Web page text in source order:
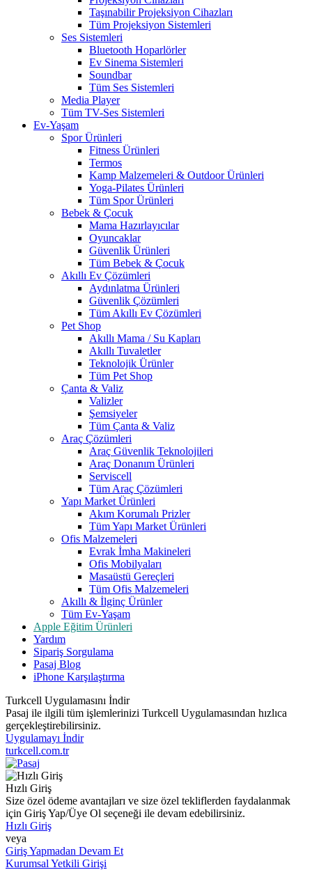
Taşınabilir Projeksiyon Cihazları
Tüm Projeksiyon Sistemleri
Ses Sistemleri
Bluetooth Hoparlörler
Ev Sinema Sistemleri
Soundbar
Tüm Ses Sistemleri
Media Player
Tüm TV-Ses Sistemleri
Ev-Yaşam
Spor Ürünleri
Fitness Ürünleri
Termos
Kamp Malzemeleri & Outdoor Ürünleri
Yoga-Pilates Ürünleri
Tüm Spor Ürünleri
Bebek & Çocuk
Mama Hazırlayıcılar
Oyuncaklar
Güvenlik Ürünleri
Tüm Bebek & Çocuk
Akıllı Ev Çözümleri
Aydınlatma Ürünleri
Güvenlik Çözümleri
Tüm Akıllı Ev Çözümleri
Pet Shop
Akıllı Mama / Su Kapları
Akıllı Tuvaletler
Teknolojik Ürünler
Tüm Pet Shop
Çanta & Valiz
Valizler
Şemsiyeler
Tüm Çanta & Valiz
Araç Çözümleri
Araç Güvenlik Teknolojileri
Araç Donanım Ürünleri
Serviscell
Tüm Araç Çözümleri
Yapı Market Ürünleri
Akım Korumalı Prizler
Tüm Yapı Market Ürünleri
Ofis Malzemeleri
Evrak İmha Makineleri
Ofis Mobilyaları
Masaüstü Gereçleri
Tüm Ofis Malzemeleri
Akıllı & İlginç Ürünler
Tüm Ev-Yaşam
Apple Eğitim Ürünleri
Yardım
Sipariş Sorgulama
Pasaj Blog
iPhone Karşılaştırma
Turkcell Uygulamasını İndir
Pasaj ile ilgili tüm işlemlerinizi Turkcell Uygulamasından hızlıca
gerçekleştirebilirsiniz.
Uygulamayı İndir
turkcell.com.tr
Hızlı Giriş
Size özel ödeme avantajları ve size özel tekliflerden faydalanmak
için Giriş Yap/Üye Ol seçeneği ile devam edebilirsiniz.
Hızlı Giriş
veya
Giriş Yapmadan Devam Et
Kurumsal Yetkili Girişi